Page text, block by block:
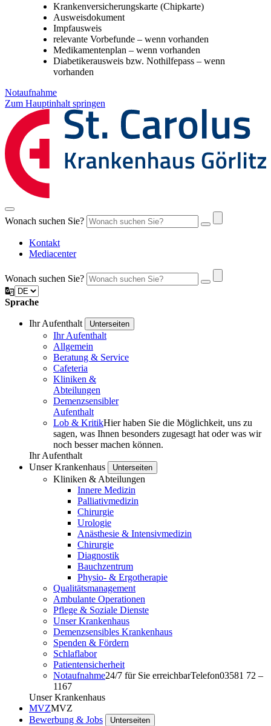
Krankenversicherungskarte (Chipkarte)
Ausweisdokument
Impfausweis
relevante Vorbefunde – wenn vorhanden
Medikamentenplan – wenn vorhanden
Diabetikerausweis bzw. Nothilfepass – wenn
vorhanden
Notaufnahme
Zum Hauptinhalt springen
Wonach suchen Sie?
Kontakt
Mediacenter
Wonach suchen Sie?
Sprache
Ihr Aufenthalt Unterseiten
Ihr Aufenthalt
Allgemein
Beratung & Service
Cafeteria
Kliniken &
Abteilungen
Demenz­­sensibler
Aufenthalt
Lob & KritikHier haben Sie die Möglichkeit, uns zu
sagen, was Ihnen besonders zugesagt hat oder was wir
noch besser machen können.
Ihr Aufenthalt
Unser Krankenhaus
Unterseiten
Kliniken & Abteilungen
Innere Medizin
Palliativmedizin
Chirurgie
Urologie
Anästhesie & Intensivmedizin
Chirurgie
Diagnostik
Bauchzentrum
Physio- & Ergotherapie
Qualitätsmanagement
Ambulante Operationen
Pflege & Soziale Dienste
Unser Krankenhaus
Demenzsensibles Krankenhaus
Spenden & Fördern
Schlaflabor
Patientensicherheit
Notaufnahme24/7 für Sie erreichbarTelefon03581 72 –
1167
Unser Krankenhaus
MVZMVZ
Bewerbung & Jobs
Unterseiten